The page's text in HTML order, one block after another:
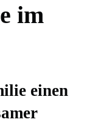
im
einen